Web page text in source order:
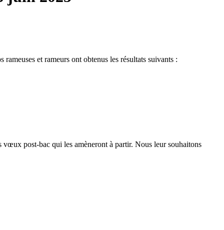
et rameurs ont obtenus les résultats suivants :
vœux post-bac qui les amèneront à partir. Nous leur souhaitons